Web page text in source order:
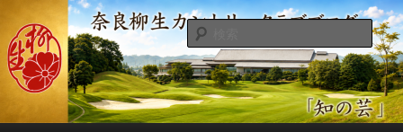
ン
コ
ン
奈良柳生カントリークラブ総支配人
ブログ
季節の話題、クラブの出来事、コースの改修・更新作業、ゴルフに関する随
筆、喜怒哀楽などを気まぐれに発信します。
検
索